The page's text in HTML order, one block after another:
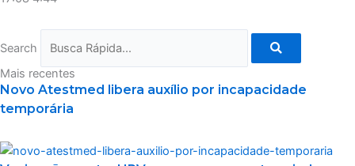
Search
Mais recentes
Novo Atestmed libera auxílio por incapacidade
temporária